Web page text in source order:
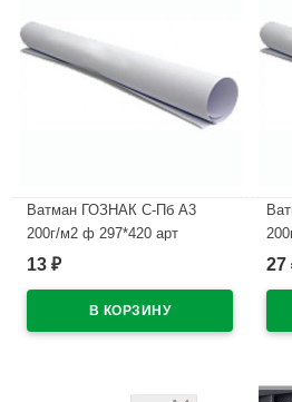
Ватман ГОЗНАК С-Пб А3
200г/м2 ф 297*420 арт
БЧ-0590
13 ₽
БЧ-
27